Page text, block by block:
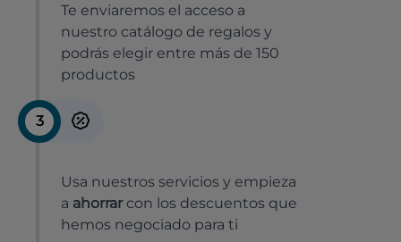
Te enviaremos el acceso a
nuestro catálogo de regalos y
podrás elegir entre más de 150
productos
3
Usa nuestros servicios y empieza
a ahorrar con los descuentos que
hemos negociado para ti